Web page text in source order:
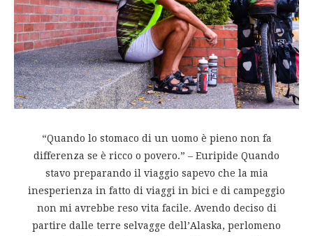
“Quando lo stomaco di un uomo è pieno non fa
differenza se è ricco o povero.” – Euripide Quando
stavo preparando il viaggio sapevo che la mia
inesperienza in fatto di viaggi in bici e di campeggio
non mi avrebbe reso vita facile. Avendo deciso di
partire dalle terre selvagge dell’Alaska, perlomeno